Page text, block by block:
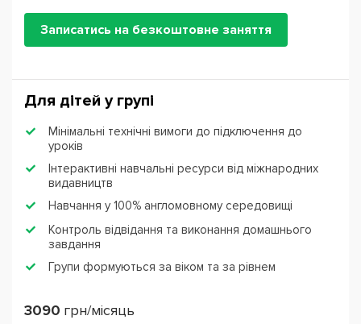
Записатись на безкоштовне заняття
Для дітей у групі
Мінімальні технічні вимоги до підключення до
уроків
Інтерактивні навчальні ресурси від міжнародних
видавництв
Навчання у 100% англомовному середовищі
Контроль відвідання та виконання домашнього
завдання
Групи формуються за віком та за рівнем
3090 грн/місяць